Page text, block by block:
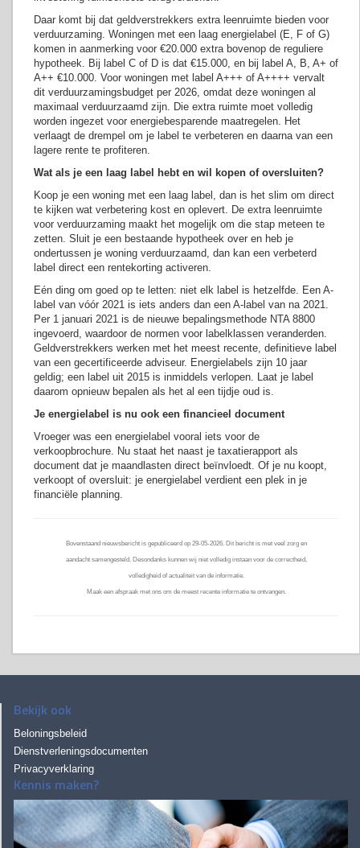
Daar komt bij dat geldverstrekkers extra leenruimte bieden voor
verduurzaming. Woningen met een laag energielabel (E, F of G)
komen in aanmerking voor €20.000 extra bovenop de reguliere
hypotheek. Bij label C of D is dat €15.000, en bij label A, B, A+ of
A++ €10.000. Voor woningen met label A+++ of A++++ vervalt
dit verduurzamingsbudget per 2026, omdat deze woningen al
maximaal verduurzaamd zijn. Die extra ruimte moet volledig
worden ingezet voor energiebesparende maatregelen. Het
verlaagt de drempel om je label te verbeteren en daarna van een
lagere rente te profiteren.
Wat als je een laag label hebt en wil kopen of oversluiten?
Koop je een woning met een laag label, dan is het slim om direct
te kijken wat verbetering kost en oplevert. De extra leenruimte
voor verduurzaming maakt het mogelijk om die stap meteen te
zetten. Sluit je een bestaande hypotheek over en heb je
ondertussen je woning verduurzaamd, dan kan een verbeterd
label direct een rentekorting activeren.
Eén ding om goed op te letten: niet elk label is hetzelfde. Een A-
label van vóór 2021 is iets anders dan een A-label van na 2021.
Per 1 januari 2021 is de nieuwe bepalingsmethode NTA 8800
ingevoerd, waardoor de normen voor labelklassen veranderden.
Geldverstrekkers werken met het meest recente, definitieve label
van een gecertificeerde adviseur. Energielabels zijn 10 jaar
geldig; een label uit 2015 is inmiddels verlopen. Laat je label
daarom opnieuw bepalen als het al een tijdje oud is.
Je energielabel is nu ook een financieel document
Vroeger was een energielabel vooral iets voor de
verkoopbrochure. Nu staat het naast je taxatierapport als
document dat je maandlasten direct beïnvloedt. Of je nu koopt,
verkoopt of oversluit: je energielabel verdient een plek in je
financiële planning.
Bovenstaand nieuwsbericht is gepubliceerd op 29-05-2026. Dit bericht is met veel zorg en
aandacht samengesteld. Desondanks kunnen wij niet volledig instaan voor de correctheid,
volledigheid of actualiteit van de informatie.
Maak een afspraak met ons om de meest recente informatie te ontvangen.
Bekijk ook
Beloningsbeleid
Dienstverleningsdocumenten
Privacyverklaring
Kennis maken?